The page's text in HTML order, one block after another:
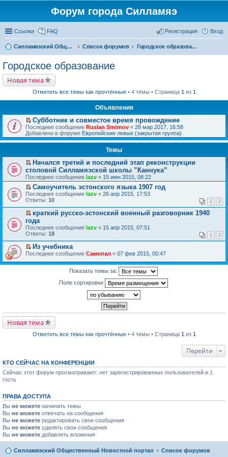
Форум города Силламяэ
Ссылки FAQ Вход
Регистрация
Силламяэский Общественный Новостной портал Список форумов Городское образование
Городское образование
Новая тема
Отметить все темы как прочтённые• 4 темы • Страница 1 из 1
Объявления
П
е
р
е
т
и
к
п
е
р
в
о
у
н
е
п
р
о
ч
и
а
о
б
щ
е
Субботник и совместое время провождение
Последнее сообщение Ruslan Smirnov « 28 мар 2017, 16:58
Добавлено в форуме Европейские левые (закрытая группа)
Темы
П
е
р
е
й
т
к
п
е
р
в
о
м
у
е
н
н
о
м
б
е
ю
Начался третий и последний этап реконструкции
столовой Силламяэской школы ”Каннука”
Последнее сообщение lazv « 15 июн 2015, 08:22
П
е
е
й
т
и
к
п
е
р
о
ч
и
т
а
у
о
щ
е
н
и
ю
Самоучитель эстонского языка 1907 год
Последнее сообщение lazv « 26 апр 2015, 17:53
Ответы: 10 1 2
П
е
р
е
й
т
и
к
е
п
р
о
н
н
с
о
о
б
щ
е
н
и
краткий русско-эстонский военный разговорник 1940
года
Последнее сообщение lazv « 15 апр 2015, 07:51
Ответы: 18 1 2
П
р
р
о
м
у
р
о
ч
н
н
о
м
у
с
о
о
щ
Из учебника
Последнее сообщение Самопал « 07 фев 2015, 00:47
Показать темы за:
Поле сортировки
Новая тема
Отметить все темы как прочтённые• 4 темы • Страница 1 из 1
Перейти
КТО СЕЙЧАС НА КОНФЕРЕНЦИИ
Сейчас этот форум просматривают: нет зарегистрированных пользователей и 1
гость
ПРАВА ДОСТУПА
Вы не можете начинать темы
Вы не можете отвечать на сообщения
Вы не можете редактировать свои сообщения
Вы не можете удалять свои сообщения
Вы не можете добавлять вложения
Силламяэский Общественный Новостной портал Список форумов